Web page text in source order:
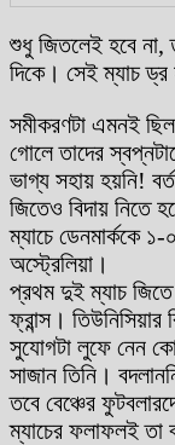
শুধু জিতলেই হবে না,
দিকে। সেই ম্যাচ
সমীকরণটা এমনই
গোলে তাদের
ভাগ্য সহায় হয়নি!
জিতেও বিদায় নিতে
ম্যাচে ডেনমার্ককে
অস্ট্রেলিয়া।
প্রথম দুই ম্যাচ
ফ্রান্স। তিউনিসিয়ার
সুযোগটা লুফে নেন
সাজান তিনি।
তবে বেঞ্চের
ম্যাচের ফলাফলই তা